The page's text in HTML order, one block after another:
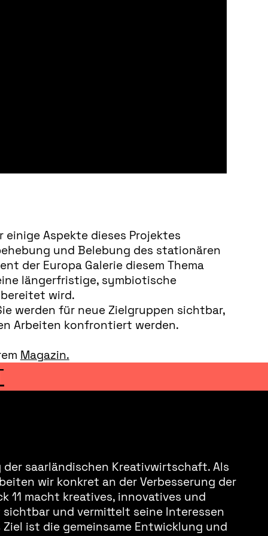
einige Aspekte dieses Projektes
und Belebung des stationären
der Europa Galerie diesem Thema
längerfristige, symbiotische
wird.
werden für neue Zielgruppen sichtbar,
Arbeiten konfrontiert werden.
Magazin.
saarländischen Kreativwirtschaft. Als
wir konkret an der Verbesserung der
11 macht kreatives, innovatives und
und vermittelt seine Interessen
ist die gemeinsame Entwicklung und